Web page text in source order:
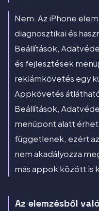
Nem. Az iPhone
diagnosztikai és
Beállítások,
és fejlesztések
reklámkövetés egy
Appkövetés
Beállítások,
menüpont alatt
függetlenek, ezért
nem akadályozza
más appok között is
Az elemzésből